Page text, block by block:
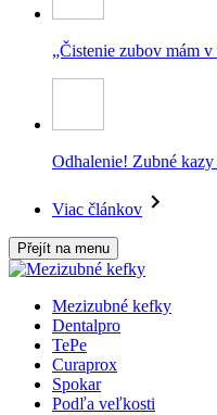
„Čistenie zubov mám
Odhalenie! Zubné
Viac článkov
Přejít na menu
Mezizubné kefky
Dentalpro
TePe
Curaprox
Spokar
Podľa veľkosti